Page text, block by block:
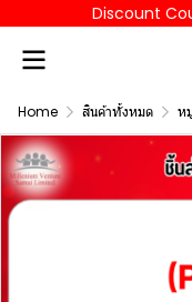
Discount
Home สินค้าทั้งหมด ห